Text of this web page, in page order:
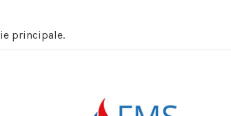
principale.